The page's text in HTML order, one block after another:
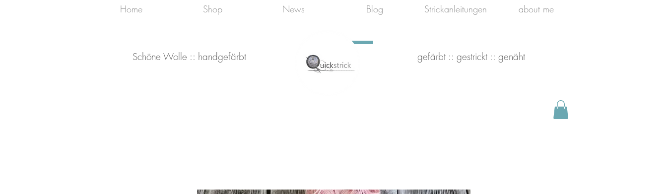
Home Shop News Blog Strickanleitungen about me
Schöne Wolle :: handgefärbt gefärbt :: gestrickt :: genäht